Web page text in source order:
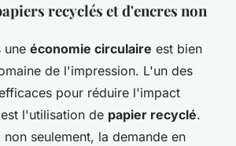
recyclés et d'encres non
une économie circulaire est bien
de l'impression. L'un des
pour réduire l'impact
l'utilisation de papier recyclé.
seulement, la demande en